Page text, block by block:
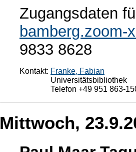
Zugangsdaten
bamberg.zoom-
9833 8628
Kontakt: Franke, Fabian
Universitätsbibliothek
Telefon +49 951 863-
Mittwoch,